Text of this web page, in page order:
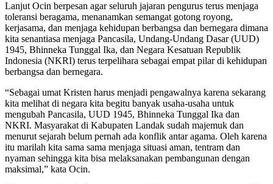
Lanjut Ocin berpesan agar seluruh jajaran pengurus terus menjaga
toleransi beragama, menanamkan semangat gotong royong,
kerjasama, dan menjaga kehidupan berbangsa dan bernegara dimana
kita senantiasa menjaga Pancasila, Undang-Undang Dasar (UUD)
1945, Bhinneka Tunggal Ika, dan Negara Kesatuan Republik
Indonesia (NKRI) terus terpelihara sebagai empat pilar di kehidupan
berbangsa dan bernegara.
“Sebagai umat Kristen harus menjadi pengawalnya karena sekarang
kita melihat di negara kita begitu banyak usaha-usaha untuk
mengubah Pancasila, UUD 1945, Bhinneka Tunggal Ika dan
NKRI. Masyarakat di Kabupaten Landak sudah majemuk dan
menurut sejarah belum pernah ada konflik antar agama. Oleh karena
itu marilah kita sama sama menjaga situasi aman, tentram dan
nyaman sehingga kita bisa melaksanakan pembangunan dengan
maksimal,” kata Ocin.